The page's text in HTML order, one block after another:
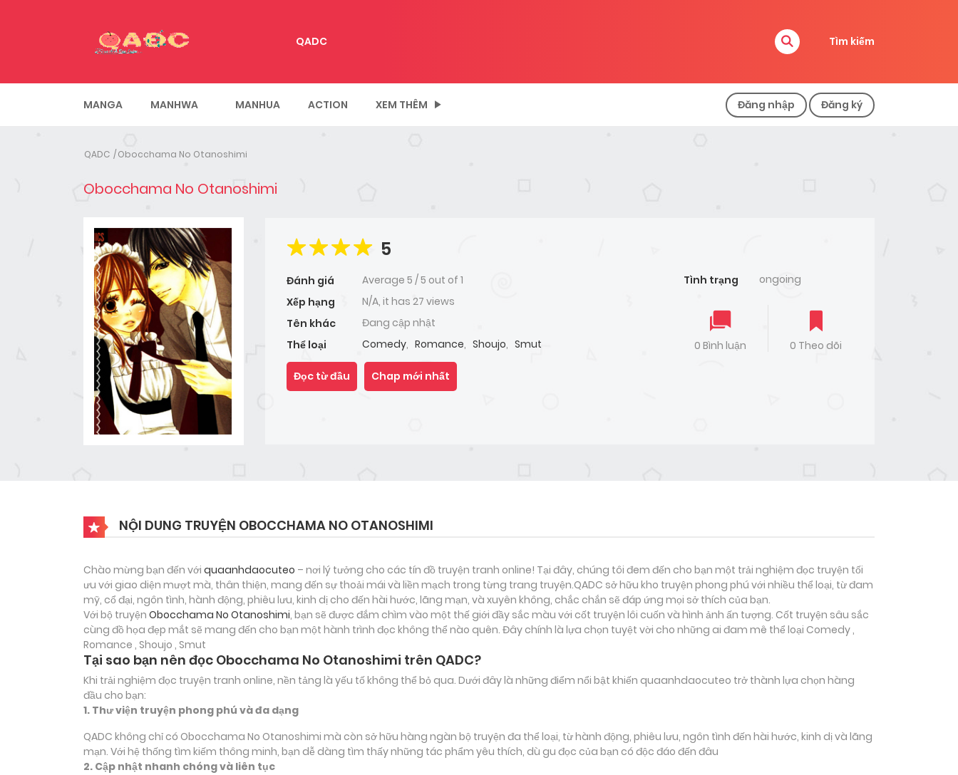
QADC Tìm kiếm
MANGA MANHWA MANHUA ACTION XEM THÊM Đăng nhập Đăng ký
QADC Obocchama No Otanoshimi
Obocchama No Otanoshimi
5
Đánh giá Average 5 /5 out of 1
Xếp hạng
N/A, it has 27 views
Tên khác
Đang cập nhật
Thể loại
Comedy, Romance, Shoujo, Smut
Tình trạng ongoing
0 Bình luận 0 Theo dõi
Đọc từ đầu Chap mới nhất
NỘI DUNG TRUYỆN OBOCCHAMA NO OTANOSHIMI
Chào mừng bạn đến với quaanhdaocuteo – nơi lý tưởng cho các tín đồ truyện tranh online! Tại đây, chúng tôi đem đến cho bạn một trải nghiệm đọc truyện tối
ưu với giao diện mượt mà, thân thiện, mang đến sự thoải mái và liền mạch trong từng trang truyện.QADC sở hữu kho truyện phong phú với nhiều thể loại, từ đam
mỹ, cổ đại, ngôn tình, hành động, phiêu lưu, kinh dị cho đến hài hước, lãng mạn, và xuyên không, chắc chắn sẽ đáp ứng mọi sở thích của bạn.
Với bộ truyện Obocchama No Otanoshimi, bạn sẽ được đắm chìm vào một thế giới đầy sắc màu với cốt truyện lôi cuốn và hình ảnh ấn tượng. Cốt truyện sâu sắc
cùng đồ họa đẹp mắt sẽ mang đến cho bạn một hành trình đọc không thể nào quên. Đây chính là lựa chọn tuyệt vời cho những ai đam mê thể loại Comedy ,
Romance , Shoujo , Smut
Tại sao bạn nên đọc Obocchama No Otanoshimi trên QADC?
Khi trải nghiệm đọc truyện tranh online, nền tảng là yếu tố không thể bỏ qua. Dưới đây là những điểm nổi bật khiến quaanhdaocuteo trở thành lựa chọn hàng
đầu cho bạn:
1. Thư viện truyện phong phú và đa dạng
QADC không chỉ có Obocchama No Otanoshimi mà còn sở hữu hàng ngàn bộ truyện đa thể loại, từ hành động, phiêu lưu, ngôn tình đến hài hước, kinh dị và lãng
mạn. Với hệ thống tìm kiếm thông minh, bạn dễ dàng tìm thấy những tác phẩm yêu thích, dù gu đọc của bạn có độc đáo đến đâu
2. Cập nhật nhanh chóng và liên tục